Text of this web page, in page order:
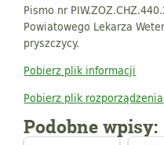
Pismo nr
Powiatowego Lekarza
pryszczycy.
Pobierz plik informacji
Pobierz plik rozporządzenia
Podobne wpisy: